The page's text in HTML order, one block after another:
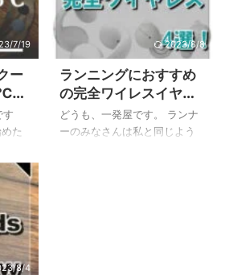
大
の比
決
多
私
す
…。
み
徹底
も積み重なると大きな手間に
なります。 この記事では、そ
んなみなさんのために、
stream deck neoを仕事で活用
して、日々の作業を劇的に快
適にする方法を徹底解説しま
す！ この記事を読むことで、
以下のことが分かりますよ。
7/19
ー
の
す
た
溶け
長
う
対
で
テレ
2023/8/8
ランニングにおすすめ
の完全ワイレスイヤホ
ン4選！ながら聴きタ
イプが超オススメ！
どうも、一発屋です。 ランナ
ーのみなさんは私と同じよう
8/4